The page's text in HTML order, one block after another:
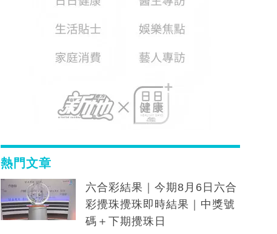
熱門文章
六合彩結果｜今期8月6日六合
彩攪珠攪珠即時結果｜中獎號
碼＋下期攪珠日